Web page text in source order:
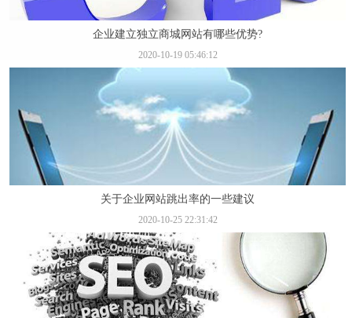
企业建立独立商城网站有哪些优势?
2020-10-19 05:46:12
关于企业网站跳出率的一些建议
2020-10-25 22:31:42